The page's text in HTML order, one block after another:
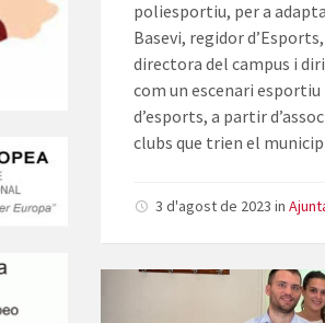
poliesportiu, per a
Basevi, regidor
directora del campus i
com un escenari
d’esports, a partir
clubs que trien el
3 d'agost de 2023in